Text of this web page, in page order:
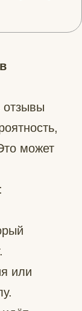
отзывы
может
или